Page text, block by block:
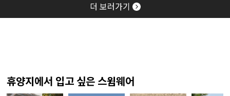
더 보러가기
휴양지에서 입고 싶은 스윔웨어